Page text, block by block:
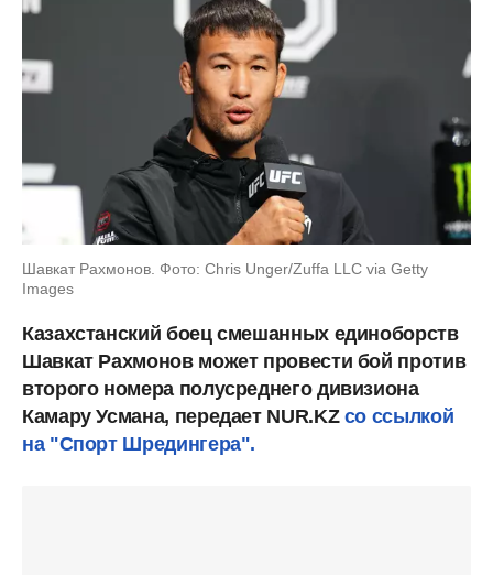
Шавкат Рахмонов. Фото: Chris Unger/Zuffa LLC via Getty
Images
Казахстанский боец смешанных единоборств
Шавкат Рахмонов может провести бой против
второго номера полусреднего дивизиона
Камару Усмана, передает NUR.KZ со ссылкой
на "Спорт Шредингера".